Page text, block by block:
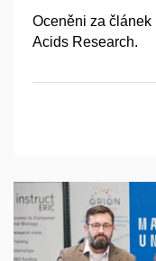
Oceněni za
Acids Research.